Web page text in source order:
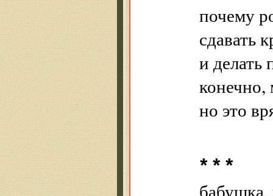
почему
сдавать
и делать
конечно,
но это
* * *